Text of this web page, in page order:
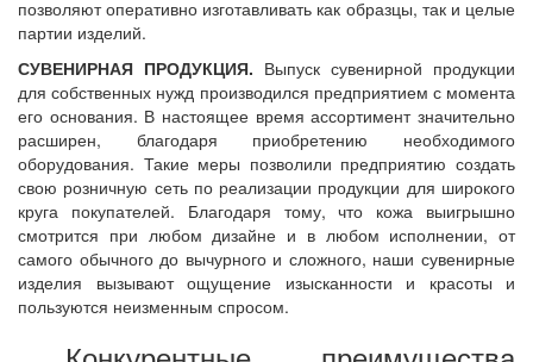
позволяют оперативно изготавливать как образцы, так и целые
партии изделий.
СУВЕНИРНАЯ ПРОДУКЦИЯ. Выпуск сувенирной продукции
для собственных нужд производился предприятием с момента
его основания. В настоящее время ассортимент значительно
расширен, благодаря приобретению необходимого
оборудования. Такие меры позволили предприятию создать
свою розничную сеть по реализации продукции для широкого
круга покупателей. Благодаря тому, что кожа выигрышно
смотрится при любом дизайне и в любом исполнении, от
самого обычного до вычурного и сложного, наши сувенирные
изделия вызывают ощущение изысканности и красоты и
пользуются неизменным спросом.